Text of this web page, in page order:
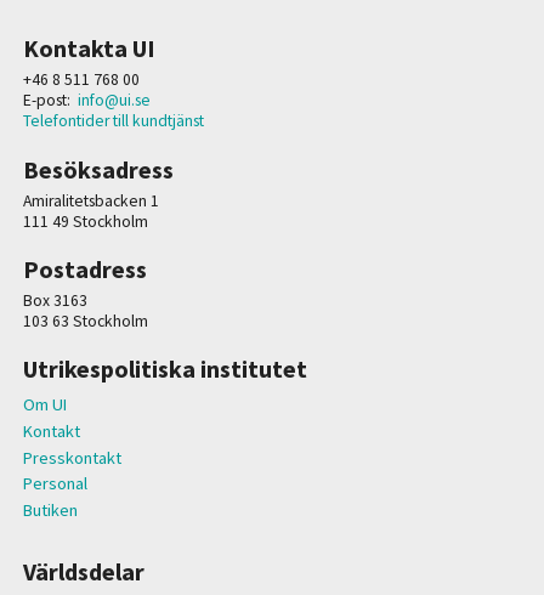
Kontakta UI
+46 8 511 768 00
E-post: info@ui.se
Telefontider till kundtjänst
Besöksadress
Amiralitetsbacken 1
111 49 Stockholm
Postadress
Box 3163
103 63 Stockholm
Utrikespolitiska institutet
Om UI
Kontakt
Presskontakt
Personal
Butiken
Världsdelar